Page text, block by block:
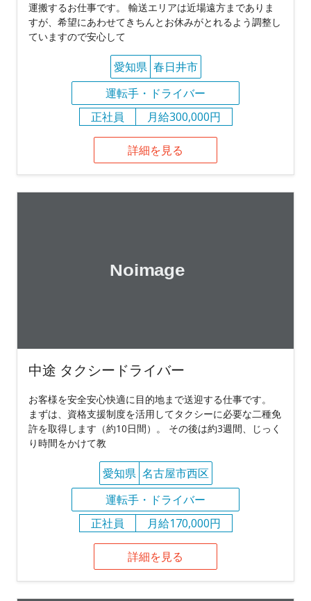
運搬するお仕事です。 輸送エリアは近場遠方までありま
すが、希望にあわせてきちんとお休みがとれるよう調整し
ていますので安心して
愛知県 春日井市
運転手・ドライバー
正社員
月給300,000円
詳細を見る
中途 タクシードライバー
お客様を安全安心快適に目的地まで送迎する仕事です。
まずは、資格支援制度を活用してタクシーに必要な二種免
許を取得します（約10日間）。 その後は約3週間、じっく
り時間をかけて教
愛知県 名古屋市西区
運転手・ドライバー
正社員
月給170,000円
詳細を見る